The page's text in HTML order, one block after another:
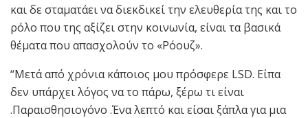
και δε σταματάει να διεκδικεί την ελευθερία της και το
ρόλο που της αξίζει στην κοινωνία, είναι τα βασικά
θέματα που απασχολούν το «Ρόουζ».
“Μετά από χρόνια κάποιος μου πρόσφερε LSD. Είπα
δεν υπάρχει λόγος να το πάρω, ξέρω τι είναι
.Παραισθησιογόνο .Ένα λεπτό και είσαι ξάπλα για μια